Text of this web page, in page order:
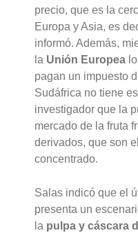
precio, que es la
Europa y Asia, es
informó. Además,
la Unión Europea
pagan un impuesto
Sudáfrica no tiene
investigador que la
mercado de la fruta
derivados, que son
concentrado.
Salas indicó que el
presenta un
la pulpa y cáscara